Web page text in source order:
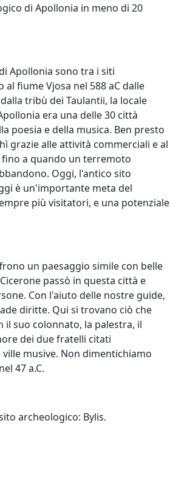
di Apollonia in meno di 20
Apollonia sono tra i siti
fiume Vjosa nel 588 aC dalle
tribù dei Taulantii, la locale
era una delle 30 città
poesia e della musica. Ben presto
grazie alle attività commerciali e al
a quando un terremoto
Oggi, l'antico sito
è un'importante meta del
più visitatori, e una potenziale
un paesaggio simile con belle
passò in questa città e
Con l'aiuto delle nostre guide,
diritte. Qui si trovano ciò che
suo colonnato, la palestra, il
dei due fratelli citati
musive. Non dimentichiamo
47 a.C.
archeologico: Bylis.